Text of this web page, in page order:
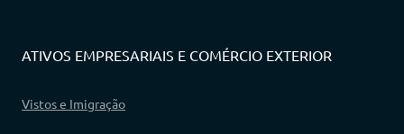
ATIVOS EMPRESARIAIS E COMÉRCIO EXTERIOR
Vistos e Imigração